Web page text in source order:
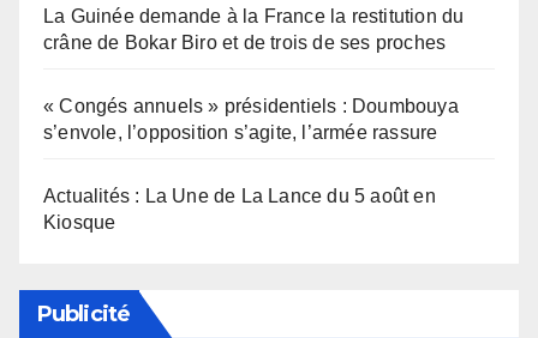
La Guinée demande à la France la restitution du
crâne de Bokar Biro et de trois de ses proches
« Congés annuels » présidentiels : Doumbouya
s’envole, l’opposition s’agite, l’armée rassure
Actualités : La Une de La Lance du 5 août en
Kiosque
Publicité